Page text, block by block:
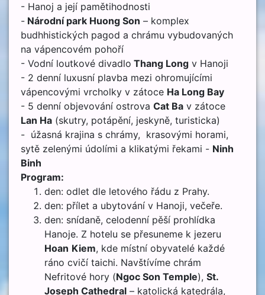
- Hanoj a její pamětihodnosti
- Národní park Huong Son – komplex
budhhistických pagod a chrámu vybudovaných
na vápencovém pohoří
- Vodní loutkové divadlo Thang Long v Hanoji
- 2 denní luxusní plavba mezi ohromujícími
vápencovými vrcholky v zátoce Ha Long Bay
- 5 denní objevování ostrova Cat Ba v zátoce
Lan Ha (skutry, potápění, jeskyně, turisticka)
- úžasná krajina s chrámy, krasovými horami,
sytě zelenými údolími a klikatými řekami - Ninh
Binh
Program:
den: odlet dle letového řádu z Prahy.
den: přílet a ubytování v Hanoji, večeře.
den: snídaně, celodenní pěší prohlídka
Hanoje. Z hotelu se přesuneme k jezeru
Hoan Kiem, kde místní obyvatelé každé
ráno cvičí taichi. Navštívíme chrám
Nefritové hory (Ngoc Son Temple), St.
Joseph Cathedral – katolická katedrála,